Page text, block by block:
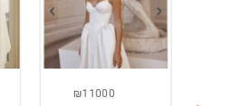
₪11000